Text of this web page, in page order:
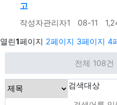
고
작성자관리자1 08-11
열린1페이지 2페이지 3페이지 4
전체 108건
검색대상